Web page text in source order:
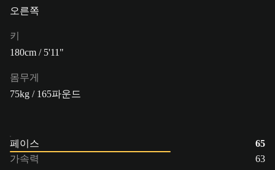
오른쪽
키
180cm / 5'11"
몸무게
75kg / 165파운드
페이스
65
가속력
63